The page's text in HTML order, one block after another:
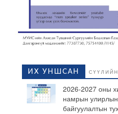
ИХ УНШСАН
2026-2027 оны
намрын улирлын
байгуулалтын